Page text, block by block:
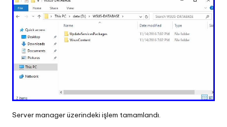
Server manager üzerindeki işlem tamamlandı.